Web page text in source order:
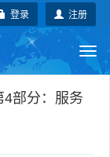
注册
登录
地方标准
4部分：服务